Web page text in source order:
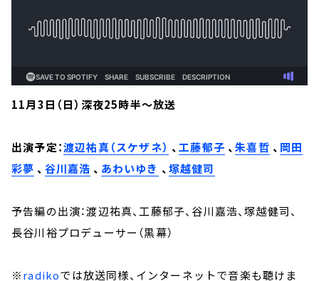
11月3日（日）深夜25時半～放送
出演予定：渡辺祐真（スケザネ） 、工藤郁子 、朱喜哲 、 岡田
彩夢 、 谷川嘉浩 、 あわいゆき 、塚越健司
予告編の出演：渡辺祐真、工藤郁子、谷川嘉浩、塚越健司、
長谷川裕プロデューサー（黒幕）
※radikoでは放送同様、インターネットで音楽も聴けま